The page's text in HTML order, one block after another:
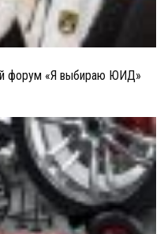
форум «Я выбираю ЮИД»